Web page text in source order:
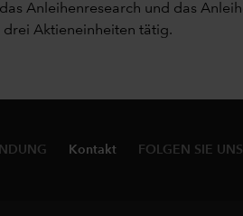
Anleihenresearch und das
Aktieneinheiten tätig.
Kontakt FOLGEN SIE